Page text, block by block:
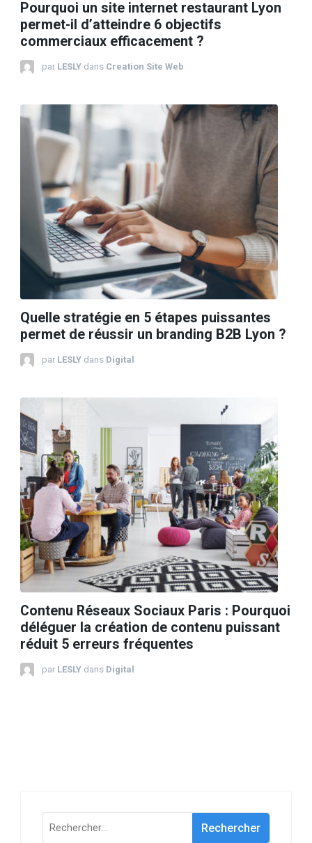
Pourquoi un site internet restaurant Lyon
permet-il d’atteindre 6 objectifs
commerciaux efficacement ?
par LESLY dans Creation Site Web
Quelle stratégie en 5 étapes puissantes
permet de réussir un branding B2B Lyon ?
par LESLY dans Digital
Contenu Réseaux Sociaux Paris : Pourquoi
déléguer la création de contenu puissant
réduit 5 erreurs fréquentes
par LESLY dans Digital
Rechercher :